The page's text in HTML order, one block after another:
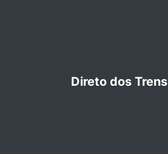
Direto dos Trens